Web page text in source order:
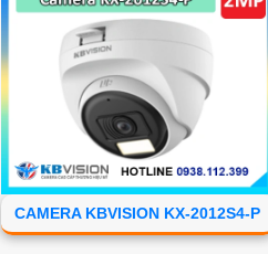
CAMERA KBVISION KX-2012S4-P